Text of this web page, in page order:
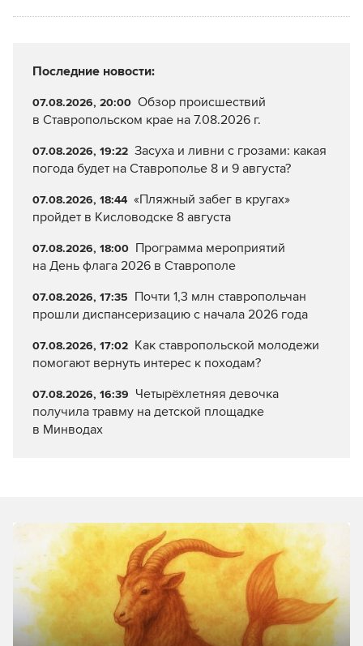
Последние новости:
07.08.2026, 20:00 Обзор происшествий
в Ставропольском крае на 7.08.2026 г.
07.08.2026, 19:22 Засуха и ливни с грозами: какая
погода будет на Ставрополье 8 и 9 августа?
07.08.2026, 18:44 «Пляжный забег в кругах»
пройдет в Кисловодске 8 августа
07.08.2026, 18:00 Программа мероприятий
на День флага 2026 в Ставрополе
07.08.2026, 17:35 Почти 1,3 млн ставропольчан
прошли диспансеризацию с начала 2026 года
07.08.2026, 17:02 Как ставропольской молодежи
помогают вернуть интерес к походам?
07.08.2026, 16:39 Четырёхлетняя девочка
получила травму на детской площадке
в Минводах